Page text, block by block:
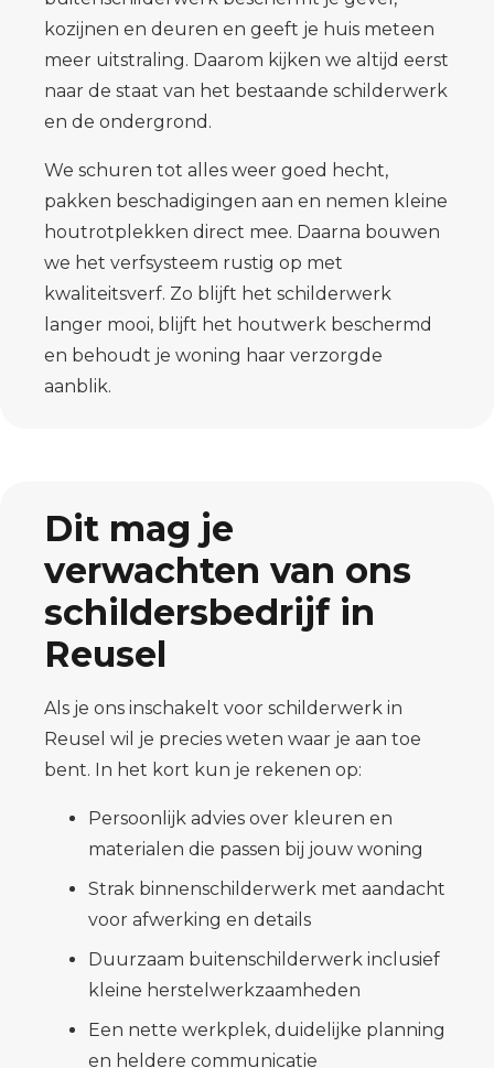
kozijnen en deuren en geeft je huis meteen
meer uitstraling. Daarom kijken we altijd eerst
naar de staat van het bestaande schilderwerk
en de ondergrond.
We schuren tot alles weer goed hecht,
pakken beschadigingen aan en nemen kleine
houtrotplekken direct mee. Daarna bouwen
we het verfsysteem rustig op met
kwaliteitsverf. Zo blijft het schilderwerk
langer mooi, blijft het houtwerk beschermd
en behoudt je woning haar verzorgde
aanblik.
Dit mag je
verwachten van ons
schildersbedrijf in
Reusel
Als je ons inschakelt voor schilderwerk in
Reusel wil je precies weten waar je aan toe
bent. In het kort kun je rekenen op:
Persoonlijk advies over kleuren en
materialen die passen bij jouw woning
Strak binnenschilderwerk met aandacht
voor afwerking en details
Duurzaam buitenschilderwerk inclusief
kleine herstelwerkzaamheden
Een nette werkplek, duidelijke planning
en heldere communicatie